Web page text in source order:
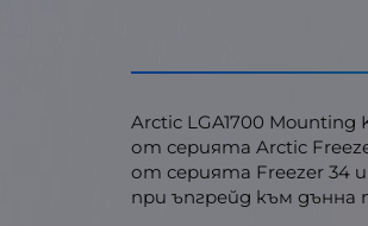
Arctic LGA1700
от серията Arctic
от серията Freezer 34
при ъпгрейд към дънна